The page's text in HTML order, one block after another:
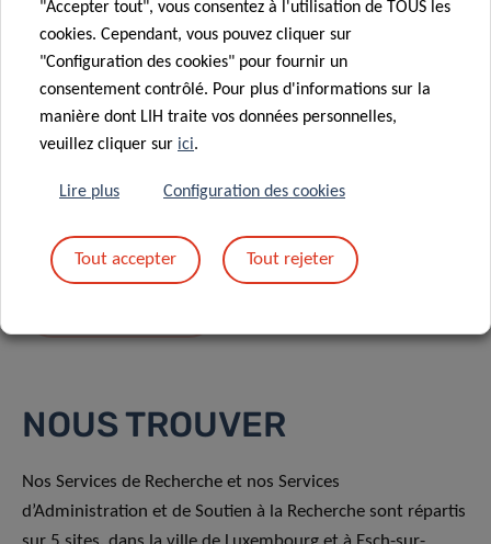
En envoyant votre message, vous acceptez
NOUS TROUVER
Nos Services de Recherche et nos Services
d’Administration et de Soutien à la Recherche sont répartis
"Accepter tout", vous consentez à l'utilisation de TOUS les
cookies. Cependant, vous pouvez cliquer sur
"Configuration des cookies" pour fournir un
consentement contrôlé. Pour plus d'informations sur la
manière dont LIH traite vos données personnelles,
veuillez cliquer sur ici.
Lire plus Configuration des cookies
Tout accepter Tout rejeter